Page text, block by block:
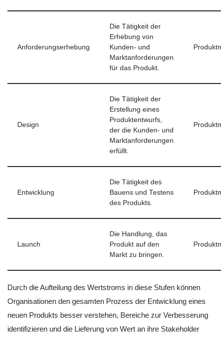
Anforderungserhebung
Die Tätigkeit der
Erhebung von
Kunden- und
Marktanforderungen
für das Produkt.
Design
Die Tätigkeit der
Erstellung eines
Produktentwurfs,
der die Kunden- und
Marktanforderungen
erfüllt.
Entwicklung
Die Tätigkeit des
Bauens und Testens
des Produkts.
Launch
Die Handlung, das
Produkt auf den
Markt zu bringen.
Durch die Aufteilung des Wertstroms in diese Stufen können
Organisationen den gesamten Prozess der Entwicklung eines
neuen Produkts besser verstehen, Bereiche zur Verbesserung
identifizieren und die Lieferung von Wert an ihre Stakeholder